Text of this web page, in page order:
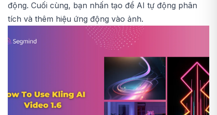
động. Cuối cùng, bạn nhấn tạo để AI tự động phân
tích và thêm hiệu ứng động vào ảnh.